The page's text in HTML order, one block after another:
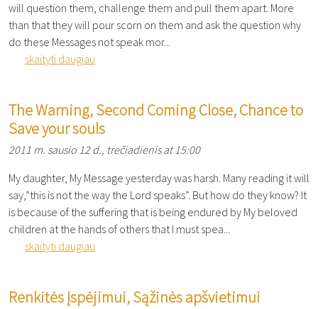
will question them, challenge them and pull them apart. More
than that they will pour scorn on them and ask the question why
do these Messages not speak mor...
skaityti daugiau
The Warning, Second Coming Close, Chance to
Save your souls
2011 m. sausio 12 d., trečiadienis at 15:00
My daughter, My Message yesterday was harsh. Many reading it will
say,”this is not the way the Lord speaks”. But how do they know? It
is because of the suffering that is being endured by My beloved
children at the hands of others that I must spea...
skaityti daugiau
Renkitės Įspėjimui, Sąžinės apšvietimui